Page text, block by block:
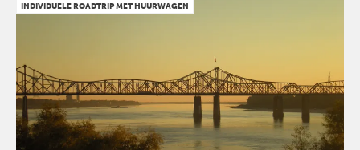
INDIVIDUELE ROADTRIP MET HUURWAGEN